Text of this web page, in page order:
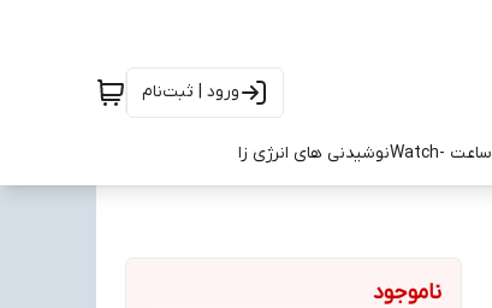
ورود | ثبت‌نام
ساعت -Watch نوشیدنی های انرژی زا
ناموجود